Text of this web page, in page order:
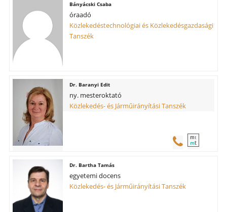
Bányácski Csaba
óraadó
Közlekedéstechnológiai és Közlekedésgazdasági
Tanszék
Baranyi Edit
ny. mesteroktató
Közlekedés- és Járműirányítási Tanszék
mt
mt
Bartha Tamás
egyetemi docens
Közlekedés- és Járműirányítási Tanszék